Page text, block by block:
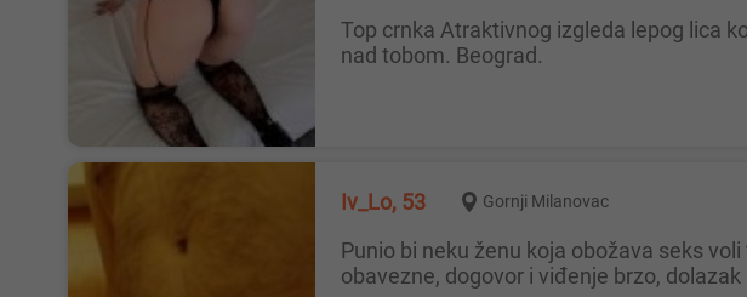
Top crnka Atraktivnog izgleda lepog lica komukativna za druženje u mom ili vašem smeštaju ako želiš da uživas u mom plesu
nad tobom. Beograd.
Iv_Lo, 53 Gornji Milanovac
Punio bi neku ženu koja obožava seks voli tvrd, čvrst i mesnat kurac u pozama, da je lepe građe sisa, guze i pičke.Slike
obavezne, dogovor i viđenje brzo, dolazak